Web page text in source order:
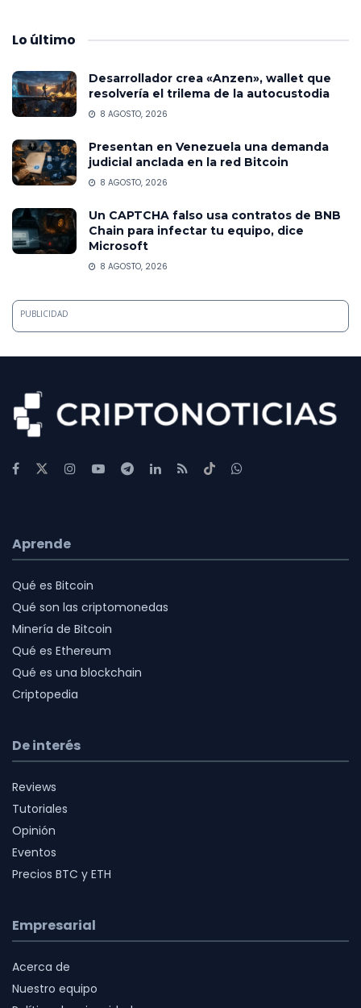
Lo último
Desarrollador crea «Anzen», wallet que
resolvería el trilema de la autocustodia
8 AGOSTO, 2026
Presentan en Venezuela una demanda
judicial anclada en la red Bitcoin
8 AGOSTO, 2026
Un CAPTCHA falso usa contratos de BNB
Chain para infectar tu equipo, dice
Microsoft
8 AGOSTO, 2026
PUBLICIDAD
Aprende
Qué es Bitcoin
Qué son las criptomonedas
Minería de Bitcoin
Qué es Ethereum
Qué es una blockchain
Criptopedia
De interés
Reviews
Tutoriales
Opinión
Eventos
Precios BTC y ETH
Empresarial
Acerca de
Nuestro equipo